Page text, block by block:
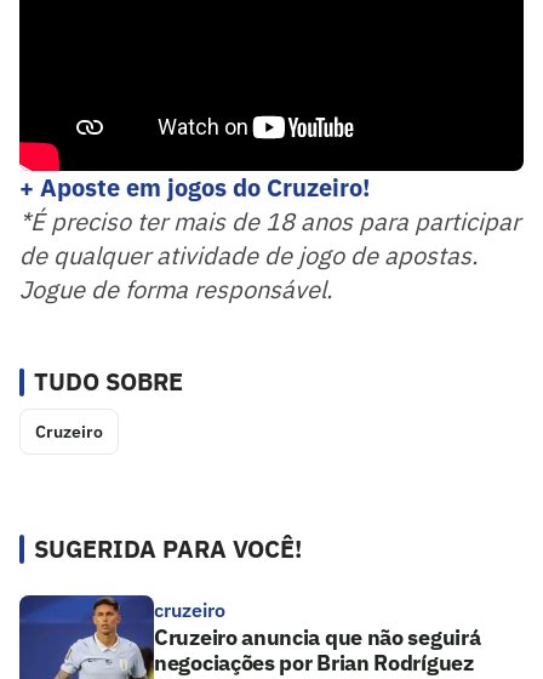
+ Aposte em jogos do Cruzeiro!
*É preciso ter mais de 18 anos para participar
de qualquer atividade de jogo de apostas.
Jogue de forma responsável.
TUDO SOBRE
Cruzeiro
SUGERIDA PARA VOCÊ!
cruzeiro
Cruzeiro anuncia que não seguirá
negociações por Brian Rodríguez